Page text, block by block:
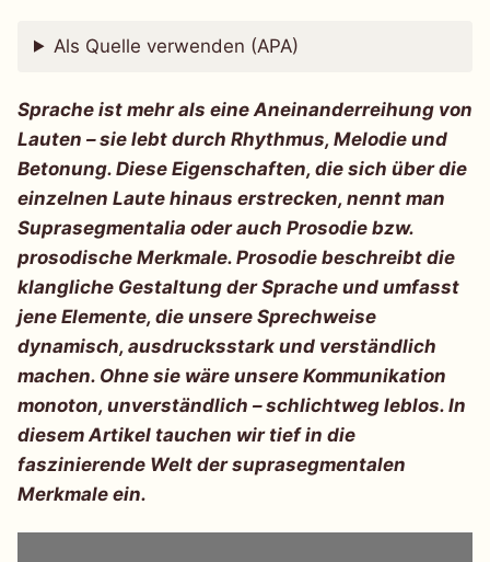
Als Quelle verwenden (APA)
Sprache ist mehr als eine Aneinanderreihung von
Lauten – sie lebt durch Rhythmus, Melodie und
Betonung. Diese Eigenschaften, die sich über die
einzelnen Laute hinaus erstrecken, nennt man
Suprasegmentalia oder auch Prosodie bzw.
prosodische Merkmale. Prosodie beschreibt die
klangliche Gestaltung der Sprache und umfasst
jene Elemente, die unsere Sprechweise
dynamisch, ausdrucksstark und verständlich
machen. Ohne sie wäre unsere Kommunikation
monoton, unverständlich – schlichtweg leblos. In
diesem Artikel tauchen wir tief in die
faszinierende Welt der suprasegmentalen
Merkmale ein.